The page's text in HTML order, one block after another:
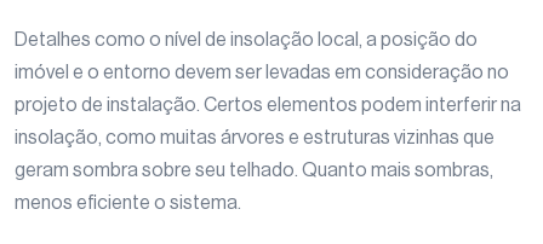
Detalhes como o nível de insolação local, a posição do
imóvel e o entorno devem ser levadas em consideração no
projeto de instalação. Certos elementos podem interferir na
insolação, como muitas árvores e estruturas vizinhas que
geram sombra sobre seu telhado. Quanto mais sombras,
menos eficiente o sistema.